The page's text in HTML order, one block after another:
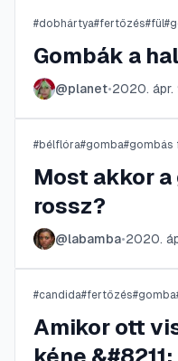
#dobhártya#fertőzés#fül#
Gombák a
@planet•2020. ápr.
#bélflóra#gomba#gombás
Most akkor
rossz?
@labamba•2020.
#candida#fertőzés#gomba
Amikor ott
kéne